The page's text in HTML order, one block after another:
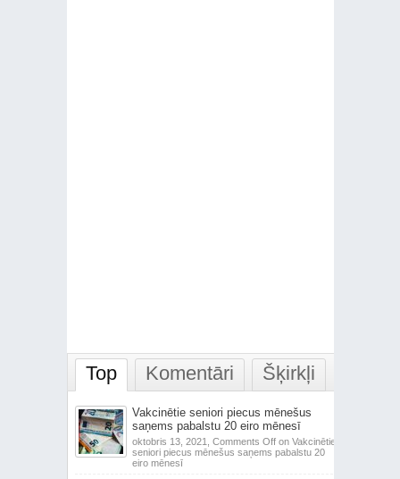
Top Komentāri Šķirkļi
Vakcinētie seniori piecus mēnešus
saņems pabalstu 20 eiro mēnesī
oktobris 13, 2021, Comments Offon Vakcinētie
seniori piecus mēnešus saņems pabalstu 20
eiro mēnesī